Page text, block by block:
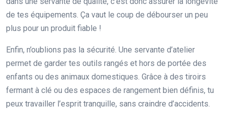
de tes équipements. Ça vaut le coup de débourser un peu
plus pour un produit fiable !
Enfin, n’oublions pas la sécurité. Une servante d’atelier
permet de garder tes outils rangés et hors de portée des
enfants ou des animaux domestiques. Grâce à des tiroirs
fermant à clé ou des espaces de rangement bien définis, tu
peux travailler l’esprit tranquille, sans craindre d’accidents.